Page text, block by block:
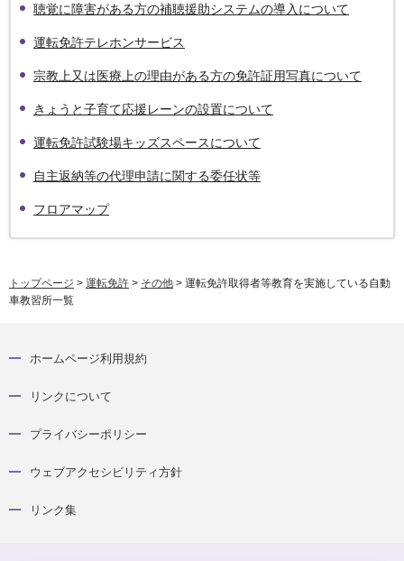
聴覚に障害がある方の補聴援助システムの導入について
運転免許テレホンサービス
宗教上又は医療上の理由がある方の免許証用写真について
きょうと子育て応援レーンの設置について
運転免許試験場キッズスペースについて
自主返納等の代理申請に関する委任状等
フロアマップ
トップページ > 運転免許 > その他 > 運転免許取得者等教育を実施している自動
車教習所一覧
ホームページ利用規約
リンクについて
プライバシーポリシー
ウェブアクセシビリティ方針
リンク集